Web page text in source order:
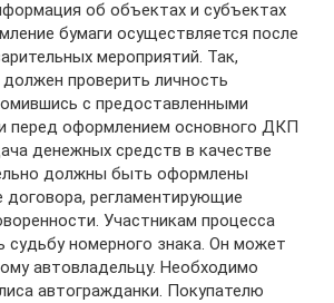
об объектах и субъектах
бумаги осуществляется после
мероприятий. Так,
проверить личность
с предоставленными
перед оформлением основного ДКП
денежных средств в качестве
должны быть оформлены
договора, регламентирующие
Участникам процесса
судьбу номерного знака. Он может
автовладельцу. Необходимо
автогражданки. Покупателю